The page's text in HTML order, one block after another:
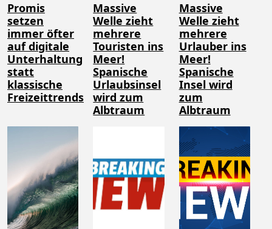
Promis
setzen
immer öfter
auf digitale
Unterhaltung
statt
klassische
Freizeittrends
Massive
Welle zieht
mehrere
Touristen ins
Meer!
Spanische
Urlaubsinsel
wird zum
Albtraum
Massive
Welle zieht
mehrere
Urlauber ins
Meer!
Spanische
Insel wird
zum
Albtraum